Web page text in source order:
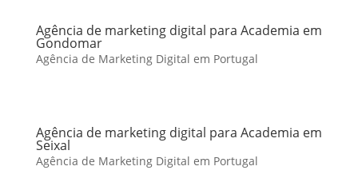
Agência de marketing digital para Academia em
Gondomar
Agência de Marketing Digital em Portugal
Agência de marketing digital para Academia em
Seixal
Agência de Marketing Digital em Portugal